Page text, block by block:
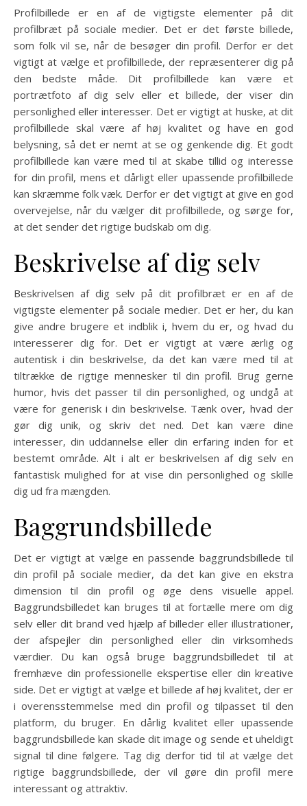
Profilbillede er en af de vigtigste elementer på dit
profilbræt på sociale medier. Det er det første billede,
som folk vil se, når de besøger din profil. Derfor er det
vigtigt at vælge et profilbillede, der repræsenterer dig på
den bedste måde. Dit profilbillede kan være et
portrætfoto af dig selv eller et billede, der viser din
personlighed eller interesser. Det er vigtigt at huske, at dit
profilbillede skal være af høj kvalitet og have en god
belysning, så det er nemt at se og genkende dig. Et godt
profilbillede kan være med til at skabe tillid og interesse
for din profil, mens et dårligt eller upassende profilbillede
kan skræmme folk væk. Derfor er det vigtigt at give en god
overvejelse, når du vælger dit profilbillede, og sørge for,
at det sender det rigtige budskab om dig.
Beskrivelse af dig selv
Beskrivelsen af dig selv på dit profilbræt er en af de
vigtigste elementer på sociale medier. Det er her, du kan
give andre brugere et indblik i, hvem du er, og hvad du
interesserer dig for. Det er vigtigt at være ærlig og
autentisk i din beskrivelse, da det kan være med til at
tiltrække de rigtige mennesker til din profil. Brug gerne
humor, hvis det passer til din personlighed, og undgå at
være for generisk i din beskrivelse. Tænk over, hvad der
gør dig unik, og skriv det ned. Det kan være dine
interesser, din uddannelse eller din erfaring inden for et
bestemt område. Alt i alt er beskrivelsen af dig selv en
fantastisk mulighed for at vise din personlighed og skille
dig ud fra mængden.
Baggrundsbillede
Det er vigtigt at vælge en passende baggrundsbillede til
din profil på sociale medier, da det kan give en ekstra
dimension til din profil og øge dens visuelle appel.
Baggrundsbilledet kan bruges til at fortælle mere om dig
selv eller dit brand ved hjælp af billeder eller illustrationer,
der afspejler din personlighed eller din virksomheds
værdier. Du kan også bruge baggrundsbilledet til at
fremhæve din professionelle ekspertise eller din kreative
side. Det er vigtigt at vælge et billede af høj kvalitet, der er
i overensstemmelse med din profil og tilpasset til den
platform, du bruger. En dårlig kvalitet eller upassende
baggrundsbillede kan skade dit image og sende et uheldigt
signal til dine følgere. Tag dig derfor tid til at vælge det
rigtige baggrundsbillede, der vil gøre din profil mere
interessant og attraktiv.